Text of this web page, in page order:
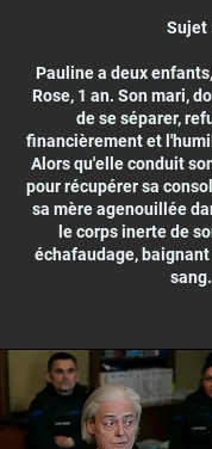
Sujet
Pauline a deux
Rose, 1 an. Son mari,
de se séparer,
financièrement et
Alors qu'elle conduit
pour récupérer sa
sa mère agenouillée
le corps inerte de
échafaudage,
sang.